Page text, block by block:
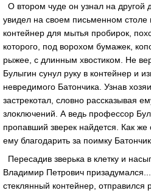
О втором чуде он узнал на другой
увидел на своем письменном столе
контейнер для мытья пробирок,
которого, под ворохом бумажек,
рыжее, с длинным хвостиком. Не
Булыгин сунул руку в контейнер и
невредимого Батончика. Узнав
застрекотал, словно рассказывая
злоключений. А ведь профессор
пропавший зверек найдется. Как же
ему благодарить за поимку
Пересадив зверька в клетку и
Владимир Петрович
стеклянный контейнер, отправился